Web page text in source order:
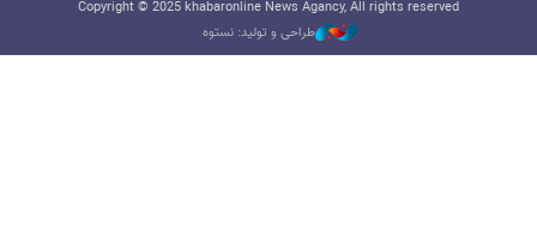
Copyright © 2025 khabaronline News Agancy, All rights reserved
طراحی و تولید: نستوه